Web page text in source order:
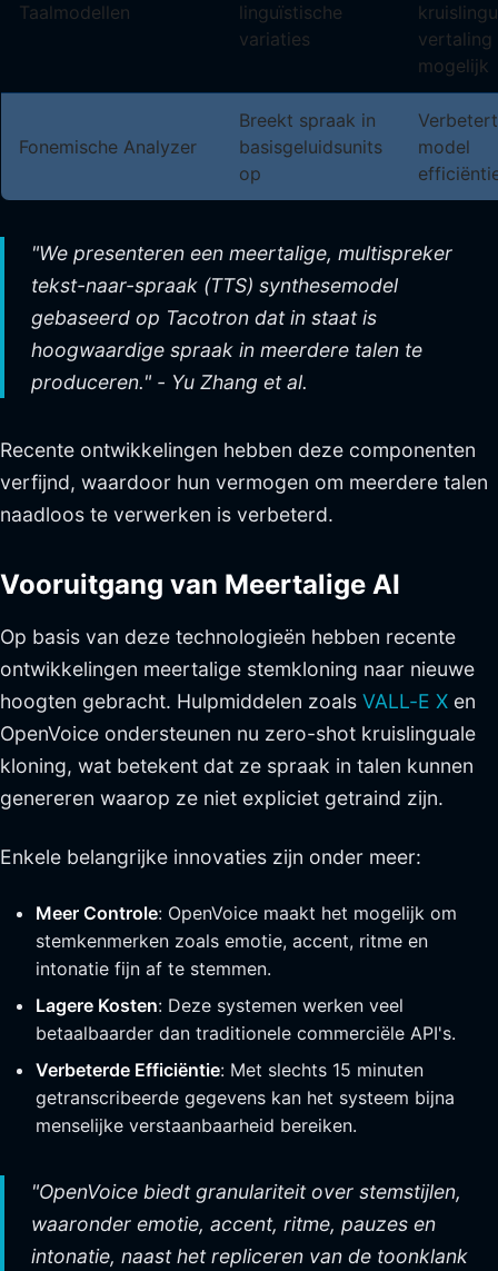
Taalmodellen
linguïstische
variaties
vertaling
mogelijk
Fonemische Analyzer
Breekt spraak in
basisgeluidsunits
op
model
"We presenteren een meertalige, multispreker
tekst-naar-spraak (TTS) synthesemodel
gebaseerd op Tacotron dat in staat is
hoogwaardige spraak in meerdere talen te
produceren." - Yu Zhang et al.
Recente ontwikkelingen hebben deze componenten
verfijnd, waardoor hun vermogen om meerdere talen
naadloos te verwerken is verbeterd.
Vooruitgang van Meertalige AI
Op basis van deze technologieën hebben recente
ontwikkelingen meertalige stemkloning naar nieuwe
hoogten gebracht. Hulpmiddelen zoals VALL-E X en
OpenVoice ondersteunen nu zero-shot kruislinguale
kloning, wat betekent dat ze spraak in talen kunnen
genereren waarop ze niet expliciet getraind zijn.
Enkele belangrijke innovaties zijn onder meer:
Meer Controle: OpenVoice maakt het mogelijk om
stemkenmerken zoals emotie, accent, ritme en
intonatie fijn af te stemmen.
Lagere Kosten: Deze systemen werken veel
betaalbaarder dan traditionele commerciële API's.
Verbeterde Efficiëntie: Met slechts 15 minuten
getranscribeerde gegevens kan het systeem bijna
menselijke verstaanbaarheid bereiken.
"OpenVoice biedt granulariteit over stemstijlen,
waaronder emotie, accent, ritme, pauzes en
intonatie, naast het repliceren van de toonklank